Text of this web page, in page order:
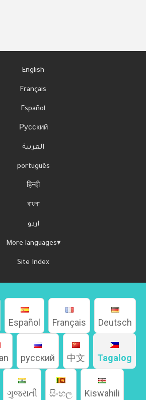
English
Français
Español
Русский
العربية
português
हिन्दी
বাংলা
اردو
More languages▾
Site Index
Español Français Deutsch
русский 中文 Tagalog
ગુજરાતી සිංහල Kiswahili